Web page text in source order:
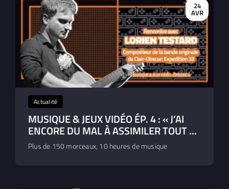
24
AVR
Actualité
MUSIQUE & JEUX VIDÉO ÉP. 4 : « J’AI
ENCORE DU MAL À ASSIMILER TOUT ...
Plus de 150 morceaux, 10 heures de musique